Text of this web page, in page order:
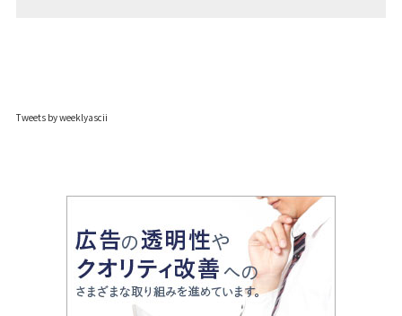
Tweets by weeklyascii